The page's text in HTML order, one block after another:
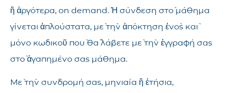
ἢ ἀργότερα, on demand. Ἡ σύνδεση στὸ μάθημα
γίνεται ἁπλούστατα, μὲ τὴν ἀπόκτηση ἑνὸς καὶ
μόνο κωδικοῦ ποὺ θὰ λάβετε μὲ τὴν ἐγγραφή σας
στὸ ἀγαπημένο σας μάθημα.
Μὲ τὴν συνδρομή σας, μηνιαία ἢ ἐτήσια,